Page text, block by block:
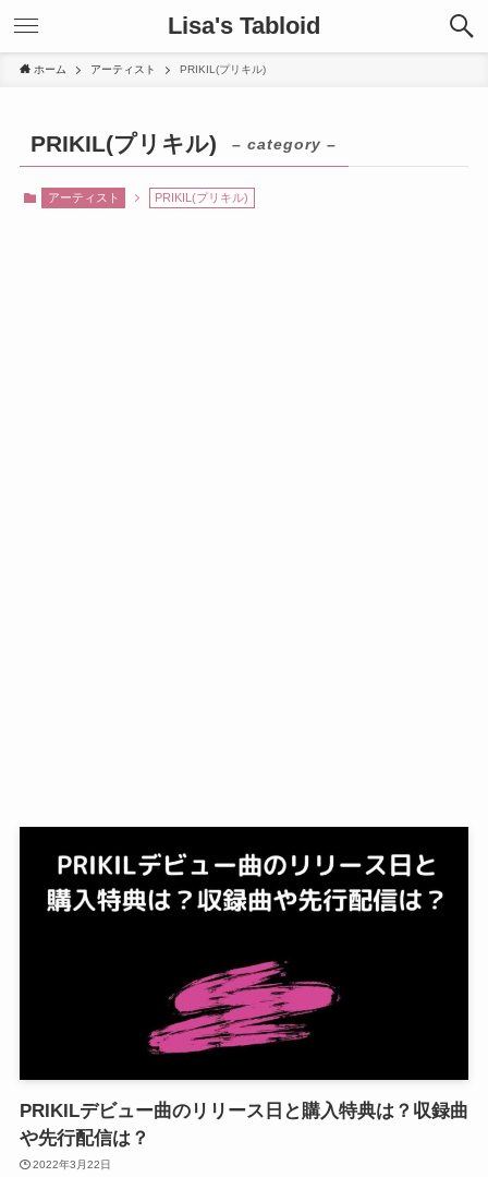
Lisa's Tabloid
ホーム アーティスト PRIKIL(プリキル)
PRIKIL(プリキル) – category –
アーティスト PRIKIL(プリキル)
PRIKILデビュー曲のリリース日と購入特典は？収録曲
や先行配信は？
2022年3月22日